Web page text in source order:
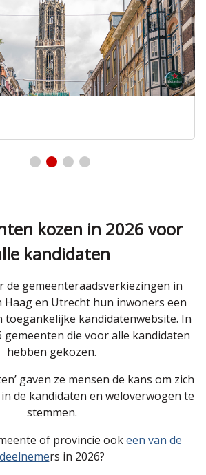
kozen in 2026 voor
kandidaten
de gemeenteraadsverkiezingen in
Haag en Utrecht hun inwoners een
toegankelijke kandidatenwebsite. In
gemeenten die voor alle kandidaten
hebben gekozen.
gaven ze mensen de kans om zich
de kandidaten en weloverwogen te
stemmen.
of provincie ookeen van de
deelnemers in 2026?